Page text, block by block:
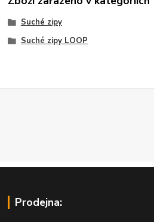
Suché zipy
Suché zipy LOOP
Prodejna: